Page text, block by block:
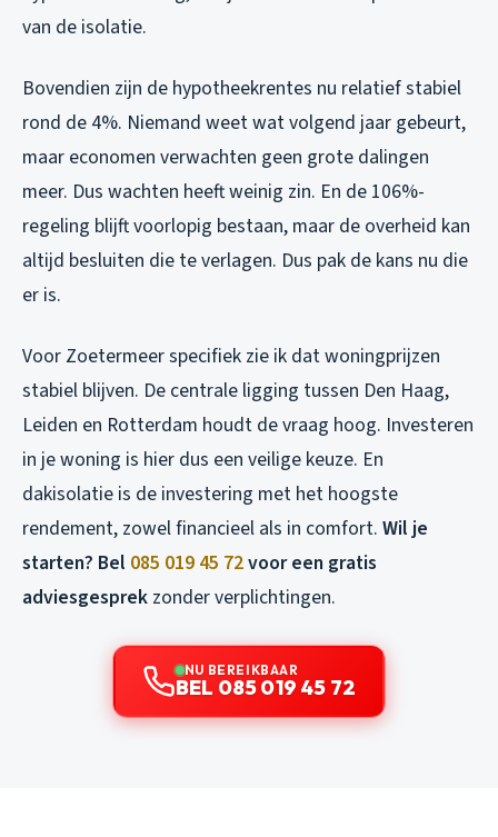
van de isolatie.
Bovendien zijn de hypotheekrentes nu relatief stabiel
rond de 4%. Niemand weet wat volgend jaar gebeurt,
maar economen verwachten geen grote dalingen
meer. Dus wachten heeft weinig zin. En de 106%-
regeling blijft voorlopig bestaan, maar de overheid kan
altijd besluiten die te verlagen. Dus pak de kans nu die
er is.
Voor Zoetermeer specifiek zie ik dat woningprijzen
stabiel blijven. De centrale ligging tussen Den Haag,
Leiden en Rotterdam houdt de vraag hoog. Investeren
in je woning is hier dus een veilige keuze. En
dakisolatie is de investering met het hoogste
rendement, zowel financieel als in comfort. Wil je
starten? Bel 085 019 45 72voor een gratis
adviesgesprek zonder verplichtingen.
NU BEREIKBAAR
BEL 085 019 45 72